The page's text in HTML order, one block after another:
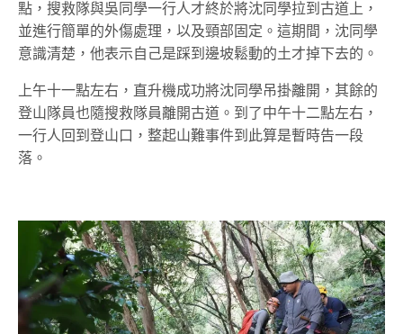
點，搜救隊與吳同學一行人才終於將沈同學拉到古道上，
並進行簡單的外傷處理，以及頸部固定。這期間，沈同學
意識清楚，他表示自己是踩到邊坡鬆動的土才掉下去的。
上午十一點左右，直升機成功將沈同學吊掛離開，其餘的
登山隊員也隨搜救隊員離開古道。到了中午十二點左右，
一行人回到登山口，整起山難事件到此算是暫時告一段
落。